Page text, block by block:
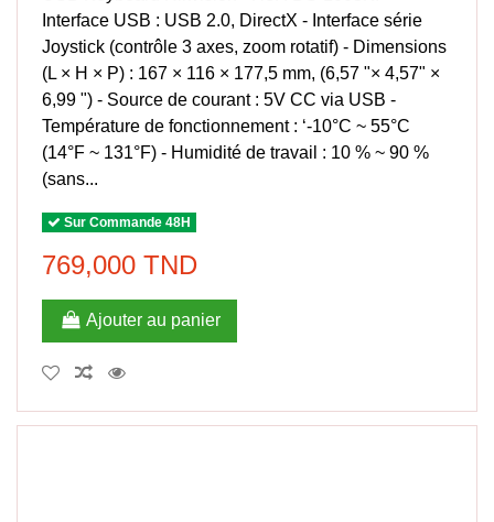
Interface USB : USB 2.0, DirectX - Interface série
Joystick (contrôle 3 axes, zoom rotatif) - Dimensions
(L × H × P) : 167 × 116 × 177,5 mm, (6,57 "× 4,57" ×
6,99 ") - Source de courant : 5V CC via USB -
Température de fonctionnement : ‘-10°C ~ 55°C
(14°F ~ 131°F) - Humidité de travail : 10 % ~ 90 %
(sans...
Sur Commande 48H
769,000 TND
Ajouter au panier